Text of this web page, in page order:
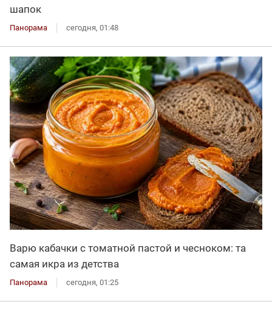
шапок
Панорама сегодня, 01:48
Варю кабачки с томатной пастой и чесноком: та
самая икра из детства
Панорама сегодня, 01:25